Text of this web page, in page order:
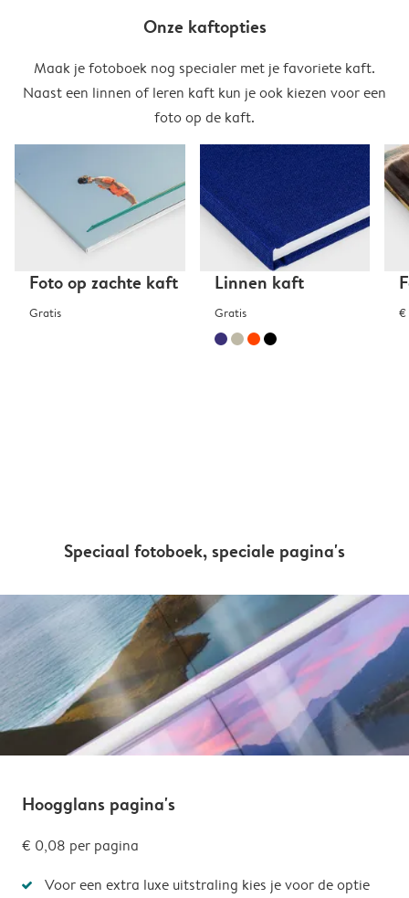
Onze kaftopties
Maak je fotoboek nog specialer met je favoriete kaft.
Naast een linnen of leren kaft kun je ook kiezen voor een
foto op de kaft.
Foto op zachte kaft
Gratis
Linnen kaft
Gratis €
Speciaal fotoboek, speciale pagina's
Hoogglans pagina's
€ 0,08 per pagina
Voor een extra luxe uitstraling kies je voor de optie